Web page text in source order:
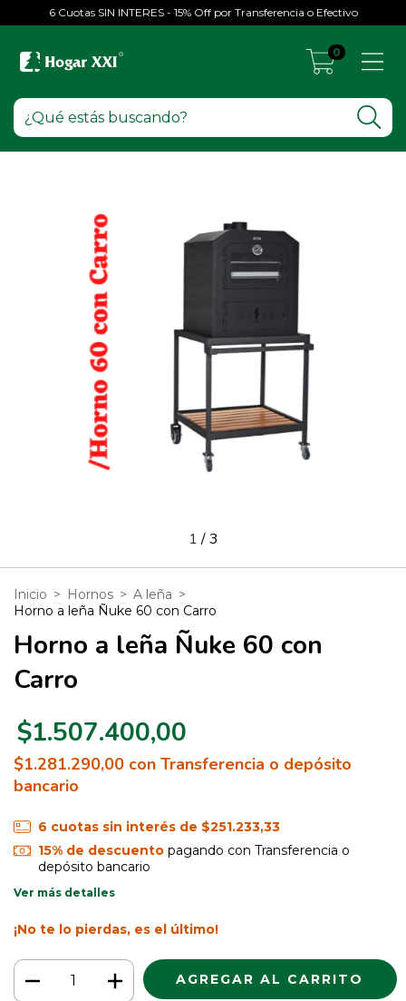
6 Cuotas SIN INTERES - 15% Off por Transferencia o Efectivo
0
1/3
Inicio > Hornos > A leña >
Horno a leña Ñuke 60 con Carro
Horno a leña Ñuke 60 con
Carro
$1.507.400,00
$1.281.290,00 con Transferencia o depósito
bancario
6 cuotas sin interés de $251.233,33
15% de descuentopagando con Transferencia o
depósito bancario
Ver más detalles
¡No te lo pierdas, es el último!